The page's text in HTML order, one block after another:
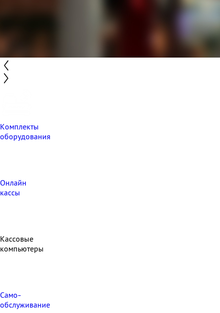
Комплекты
оборудования
Онлайн
кассы
Кассовые
компьютеры
Само-
обслуживание